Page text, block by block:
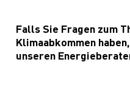
Falls Sie Fragen zum
Klimaabkommen
unseren